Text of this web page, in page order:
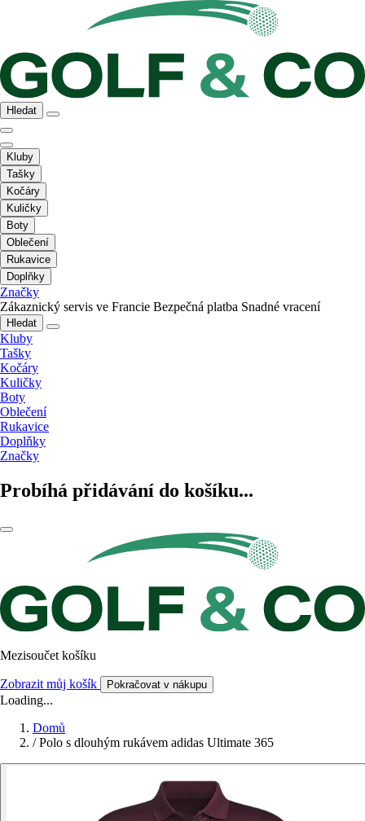
Hledat
Kluby
Tašky
Kočáry
Kuličky
Boty
Oblečení
Rukavice
Doplňky
Značky
Zákaznický servis ve Francie Bezpečná platba Snadné vracení
Hledat
Kluby
Tašky
Kočáry
Kuličky
Boty
Oblečení
Rukavice
Doplňky
Značky
Probíhá přidávání do košíku...
Mezisoučet košíku
Zobrazit můj košík Pokračovat v nákupu
Loading...
Domů
/ Polo s dlouhým rukávem adidas Ultimate 365